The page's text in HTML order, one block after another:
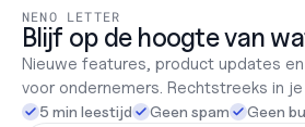
NENO LETTER
Blijf op de hoogte van
Nieuwe features, product updates
voor ondernemers. Rechtstreeks in je
5 min leestijd Geen spam Geen